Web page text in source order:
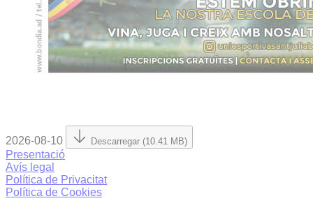
2026-08-10 Descarregar (10.41 MB)
Presentació
Avís legal
Política de Privacitat
Política de Cookies